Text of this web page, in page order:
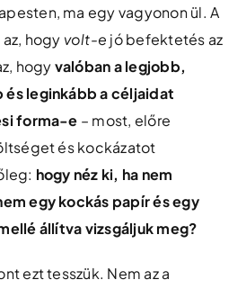
ma egy vagyonon ül. A
hogy volt-e jó befektetés az
hogyvalóban a legjobb,
leginkább a céljaidat
forma-e – most, előre
és kockázatot
hogy néz ki, ha nem
egy kockás papír és egy
állítva vizsgáljuk meg?
ezt tesszük. Nem az a